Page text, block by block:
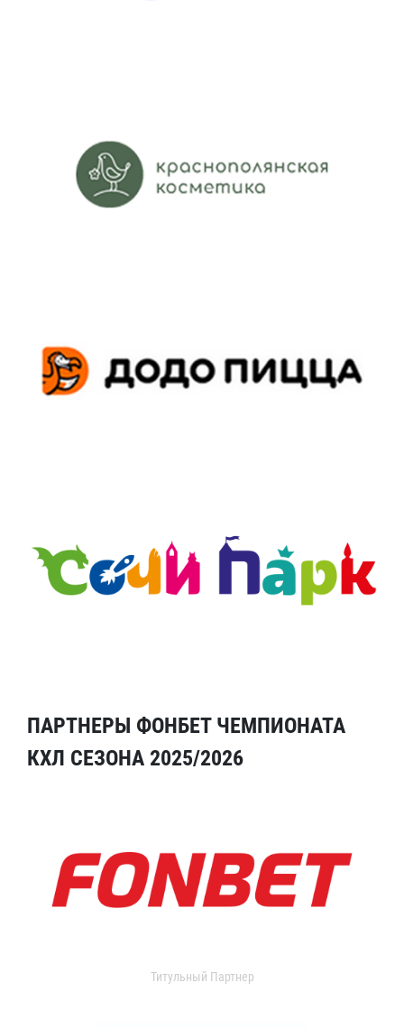
ПАРТНЕРЫ ФОНБЕТ ЧЕМПИОНАТА
КХЛ СЕЗОНА 2025/2026
Титульный Партнер